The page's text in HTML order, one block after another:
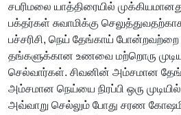
சபரிமலை யாத்திரையில்
பக்தர்கள் சுவாமிக்கு
பச்சரிசி, நெய் தேங்காய் போன்றவற்றை
தங்களுக்கான உணவை மற்றொரு
செல்வார்கள். சிவனின் அம்சமான
அம்சமான நெய்யை நிரப்பி ஒரு
அவ்வாறு செல்லும் போது சரண